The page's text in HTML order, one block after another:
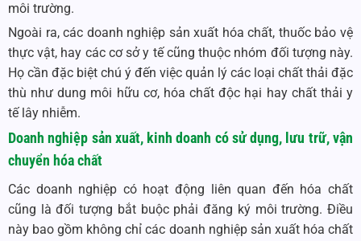
môi trường.
Ngoài ra, các doanh nghiệp sản xuất hóa chất, thuốc bảo vệ
thực vật, hay các cơ sở y tế cũng thuộc nhóm đối tượng này.
Họ cần đặc biệt chú ý đến việc quản lý các loại chất thải đặc
thù như dung môi hữu cơ, hóa chất độc hại hay chất thải y
tế lây nhiễm.
Doanh nghiệp sản xuất, kinh doanh có sử dụng, lưu trữ, vận
chuyển hóa chất
Các doanh nghiệp có hoạt động liên quan đến hóa chất
cũng là đối tượng bắt buộc phải đăng ký môi trường. Điều
này bao gồm không chỉ các doanh nghiệp sản xuất hóa chất